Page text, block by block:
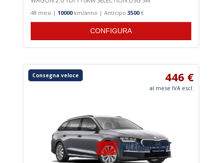
48 mesi | 10000km/anno | Anticipo 3500€
CONFIGURA
Consegna veloce 446 €
al mese IVA escl.